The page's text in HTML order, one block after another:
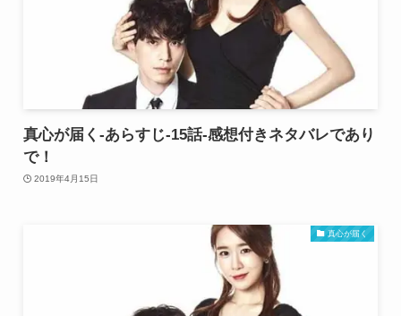
真心が届く-あらすじ-15話-感想付きネタバレであり
で！
2019年4月15日
真心が届く